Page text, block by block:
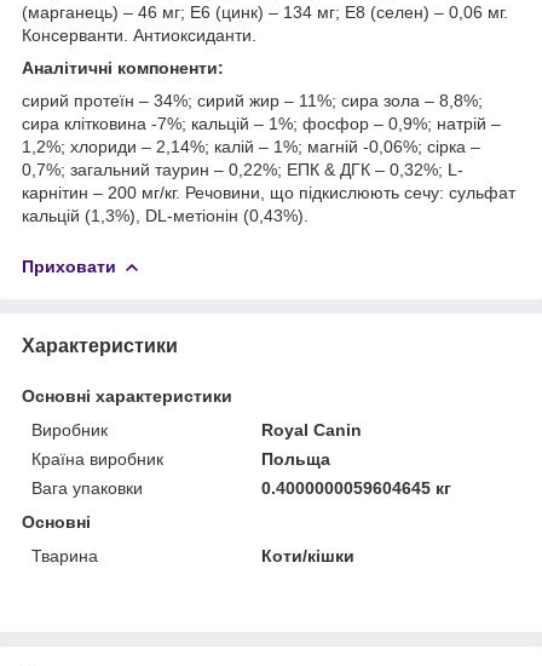
(марганець) – 46 мг; E6 (цинк) – 134 мг; E8 (селен) – 0,06 мг.
Консерванти. Антиоксиданти.
Аналітичні компоненти:
сирий протеїн – 34%; сирий жир – 11%; сира зола – 8,8%;
сира клітковина -7%; кальцій – 1%; фосфор – 0,9%; натрій –
1,2%; хлориди – 2,14%; калій – 1%; магній -0,06%; сірка –
0,7%; загальний таурин – 0,22%; ЕПК & ДГК – 0,32%; L-
карнітин – 200 мг/кг. Речовини, що підкислюють сечу: сульфат
кальцій (1,3%), DL-метіонін (0,43%).
Приховати
Характеристики
Основні характеристики
Виробник
Royal Canin
Країна виробник
Польща
Вага упаковки
0.4000000059604645 кг
Основні
Тварина
Коти/кішки